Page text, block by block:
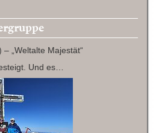
„Weltalte Majestät“
Und es…